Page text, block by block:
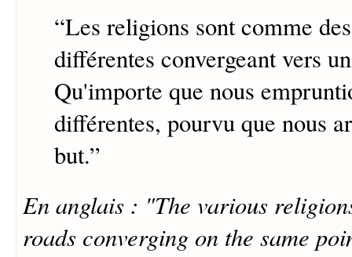
“Les religions sont comme
différentes convergeant vers
Qu'importe que nous
différentes, pourvu que nous
but.”
En anglais : "The various
roads converging on the same